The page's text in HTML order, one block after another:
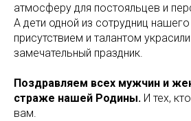
атмосферу для постояльцев и
А дети одной из сотрудниц
присутствием и талантом
замечательный праздник.
Поздравляем всех мужчин и
страже нашей Родины. И тех,
вам.